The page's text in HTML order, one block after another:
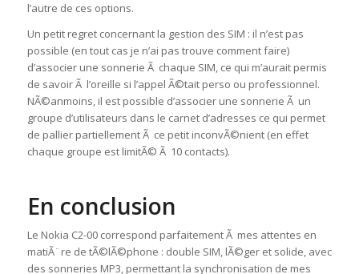
l’autre de ces options.
Un petit regret concernant la gestion des SIM : il n’est pas
possible (en tout cas je n’ai pas trouve comment faire)
d’associer une sonnerie Ã chaque SIM, ce qui m’aurait permis
de savoir Ã l’oreille si l’appel Ã©tait perso ou professionnel.
NÃ©anmoins, il est possible d’associer une sonnerie Ã un
groupe d’utilisateurs dans le carnet d’adresses ce qui permet
de pallier partiellement Ã ce petit inconvÃ©nient (en effet
chaque groupe est limitÃ© Ã 10 contacts).
En conclusion
Le Nokia C2-00 correspond parfaitement Ã mes attentes en
matiÃ¨re de tÃ©lÃ©phone : double SIM, lÃ©ger et solide, avec
des sonneries MP3, permettant la synchronisation de mes